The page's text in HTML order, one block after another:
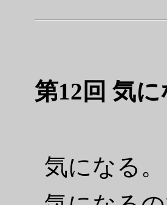
第12回 気に
気になる。